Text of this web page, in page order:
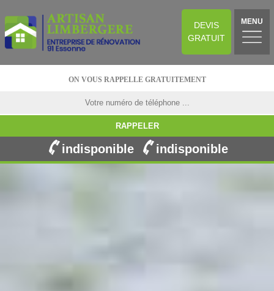
DEVIS
GRATUIT
MENU
ON VOUS RAPPELLE GRATUITEMENT
indisponible indisponible